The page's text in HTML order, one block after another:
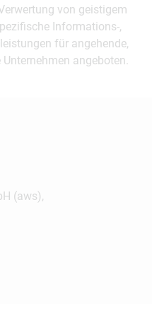
von geistigem
Informations-,
für angehende,
angeboten.
(aws),